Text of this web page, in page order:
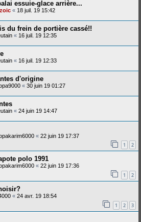
essuie-glace arrière...
« 18 juil. 19 15:42
du frein de portière cassé!!
« 16 juil. 19 12:35
« 16 juil. 19 12:33
d'origine
« 30 juin 19 01:27
« 24 juin 19 14:47
« 22 juin 19 17:37
1 2
polo 1991
« 22 juin 19 17:36
1 2
« 24 avr. 19 18:54
1 2 3